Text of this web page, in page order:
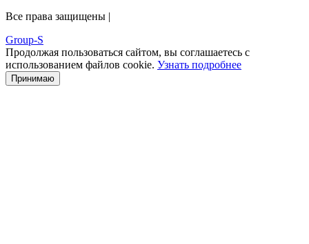
Все права защищены |
Group-S
Продолжая пользоваться сайтом, вы соглашаетесь с
использованием файлов cookie. Узнать подробнее
Принимаю